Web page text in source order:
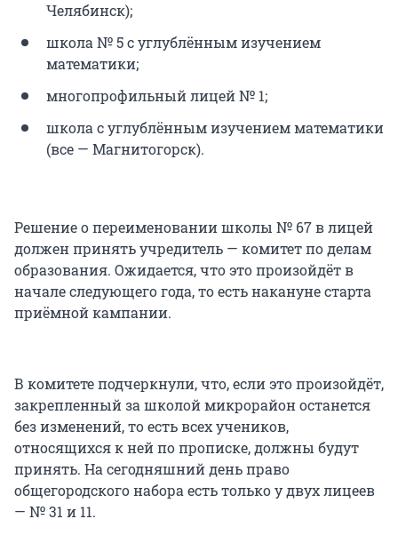
Челябинск);
школа № 5 с углублённым изучением
математики;
многопрофильный лицей № 1;
школа с углублённым изучением математики
(все — Магнитогорск).
Решение о переименовании школы № 67 в лицей
должен принять учредитель — комитет по делам
образования. Ожидается, что это произойдёт в
начале следующего года, то есть накануне старта
приёмной кампании.
В комитете подчеркнули, что, если это произойдёт,
закрепленный за школой микрорайон останется
без изменений, то есть всех учеников,
относящихся к ней по прописке, должны будут
принять. На сегодняшний день право
общегородского набора есть только у двух лицеев
— № 31 и 11.